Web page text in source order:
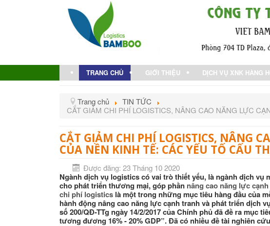
TRANG CHỦ GIỚI THIỆU DỊCH VỤ XNK HÀNG
Trang chủ
TIN TỨC
CẮT GIẢM CHI PHÍ LOGISTICS, NÂNG CAO NĂNG LỰC
CẮT GIẢM CHI PHÍ LOGISTICS, NÂNG
CỦA NỀN KINH TẾ: CÁC YẾU TỐ CẤU
Được đăng: 23 Tháng 10 2020
Ngành dịch vụ logistics có vai trò thiết yếu, là ngành dịch vụ
cho phát triển thương mại, góp phần nâng cao năng lực
chi phí logistics là một trong những mục tiêu hàng đầu của
hành động nâng cao năng lực cạnh tranh và phát triển dịch
số 200/QĐ-TTg ngày 14/2/2017 của Chính phủ đã đề ra mục
tương đương 16% - 20% GDP”. Đã có nhiều đề tài nghiên